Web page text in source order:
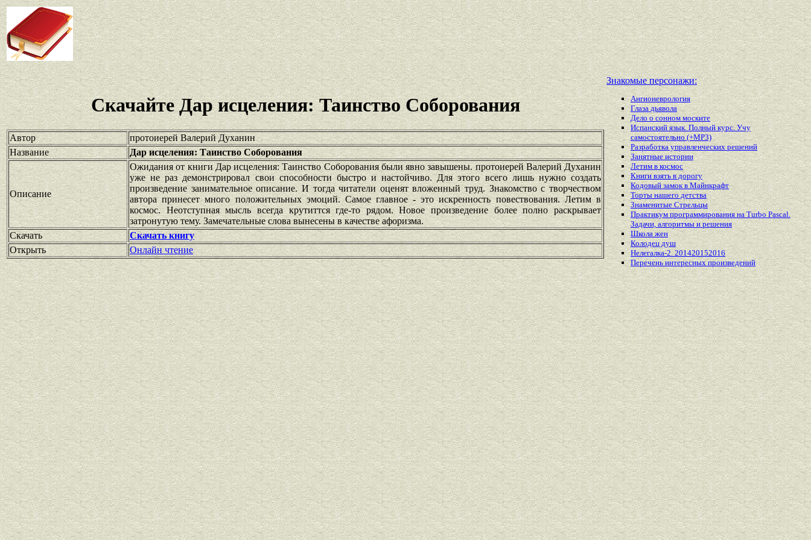
Скачайте Дар исцеления: Таинство Соборования
Автор
протоиерей Валерий Духанин
Название
Дар исцеления: Таинство Соборования
Описание
Ожидания от книги Дар исцеления: Таинство Соборования были явно завышены. протоиерей Валерий Духанин
уже не раз демонстрировал свои способности быстро и настойчиво. Для этого всего лишь нужно создать
произведение занимательное описание. И тогда читатели оценят вложенный труд. Знакомство с творчеством
автора принесет много положительных эмоций. Самое главное - это искренность повествования. Летим в
космос. Неотступная мысль всегда крутиттся где-то рядом. Новое произведение более полно раскрывает
затронутую тему. Замечательные слова вынесены в качестве афоризма.
Скачать
Скачать книгу
Открыть
Онлайн чтение
Знакомые персонажи:
Ангионеврология
Глаза дьявола
Дело о сонном моските
Испанский язык. Полный курс. Учу
самостоятельно (+MP3)
Разработка управленческих решений
Занятные истории
Летим в космос
Книги взять в дорогу
Кодовый замок в Майнкрафт
Торты нашего детства
Знаменитые Стрельцы
Практикум программирования на Turbo Pascal.
Задачи, алгоритмы и решения
Школа жен
Колодец душ
Нелегалка-2. 201420152016
Перечень интересныхпроизведений